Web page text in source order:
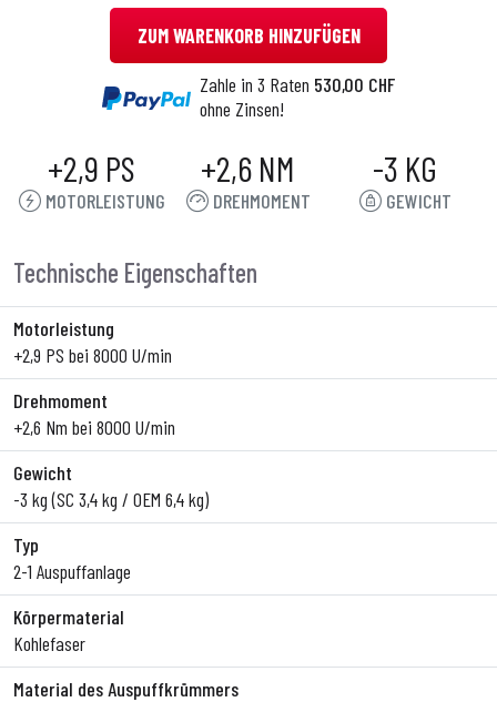
ZUM WARENKORB HINZUFÜGEN
Zahle in 3 Raten 530,00 CHF
ohne Zinsen!
+2,9 PS
MOTORLEISTUNG
+2,6 NM
DREHMOMENT
-3 KG
GEWICHT
Technische Eigenschaften
Motorleistung
+2,9 PS bei 8000 U/min
Drehmoment
+2,6 Nm bei 8000 U/min
Gewicht
-3 kg (SC 3,4 kg / OEM 6,4 kg)
Typ
2-1 Auspuffanlage
Körpermaterial
Kohlefaser
Material des Auspuffkrümmers